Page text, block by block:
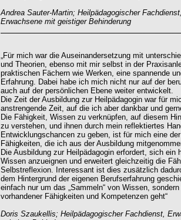
Andrea Sauter-Martin; Heilpädagogischer Fachdienst,
Erwachsene mit geistiger Behinderung
„Für mich war die Auseinandersetzung mit
und Theorien, ebenso mit mir selbst in der
praktischen Fächern wie Werken, eine spannende
Erfahrung. Dabei habe ich mich nicht nur auf der
auch auf der persönlichen Ebene weiter entwickelt.
Die Zeit der Ausbildung zur Heilpädagogin war für
anstrengende Zeit, auf die ich aber dankbar und
Die Fähigkeit, Wissen zu verknüpfen, auf diesem
zu verstehen, und ihnen durch mein reflektiertes
Entwicklungschancen zu geben, ist für mich eine
Fähigkeiten, die ich aus der Ausbildung
Die Ausbildung zur Heilpädagogin erfordert, sich ein
Wissen anzueignen und erweitert gleichzeitig die
Selbstreflexion. Interessant ist dies zusätzlich
dem Hintergrund der eigenen Berufserfahrung
einfach nur um das „Sammeln“ von Wissen,
vorhandener Fähigkeiten und Kompetenzen geht“
Doris Szaukellis; Heilpädagogischer Fachdienst,